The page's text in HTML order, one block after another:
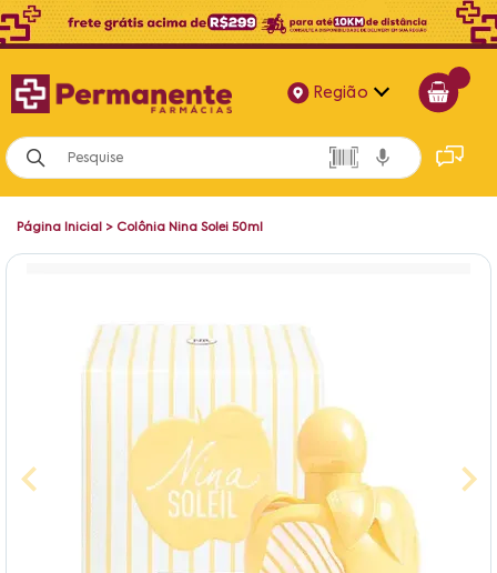
Região
Alagoas
Bahia
Página Inicial > Colônia Nina Solei 50ml